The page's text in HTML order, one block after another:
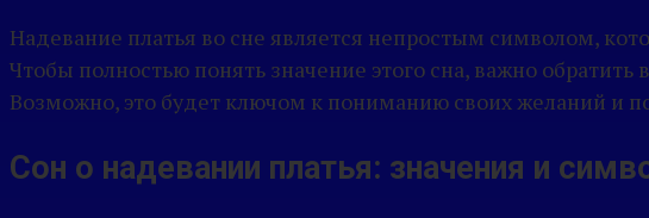
Надевание платья во сне является непростым символом,
Чтобы полностью понять значение этого сна, важно
Возможно, это будет ключом к пониманию своих желаний и
Сон о надевании платья: значения и